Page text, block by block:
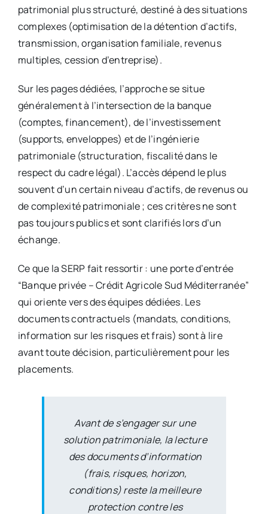
patrimonial plus structuré, destiné à des situations
complexes (optimisation de la détention d’actifs,
transmission, organisation familiale, revenus
multiples, cession d’entreprise).
Sur les pages dédiées, l’approche se situe
généralement à l’intersection de la banque
(comptes, financement), de l’investissement
(supports, enveloppes) et de l’ingénierie
patrimoniale (structuration, fiscalité dans le
respect du cadre légal). L’accès dépend le plus
souvent d’un certain niveau d’actifs, de revenus ou
de complexité patrimoniale ; ces critères ne sont
pas toujours publics et sont clarifiés lors d’un
échange.
Ce que la SERP fait ressortir : une porte d’entrée
“Banque privée – Crédit Agricole Sud Méditerranée”
qui oriente vers des équipes dédiées. Les
documents contractuels (mandats, conditions,
information sur les risques et frais) sont à lire
avant toute décision, particulièrement pour les
placements.
Avant de s’engager sur une
solution patrimoniale, la lecture
des documents d’information
(frais, risques, horizon,
conditions) reste la meilleure
protection contre les